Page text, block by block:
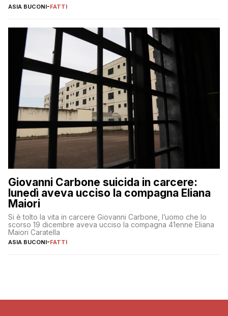
ASIA BUCONI-FATTI
Giovanni Carbone suicida in carcere:
lunedì aveva ucciso la compagna Eliana
Maiori
Si è tolto la vita in carcere Giovanni Carbone, l’uomo che lo
scorso 19 dicembre aveva ucciso la compagna 41enne Eliana
Maiori Caratella
ASIA BUCONI-FATTI